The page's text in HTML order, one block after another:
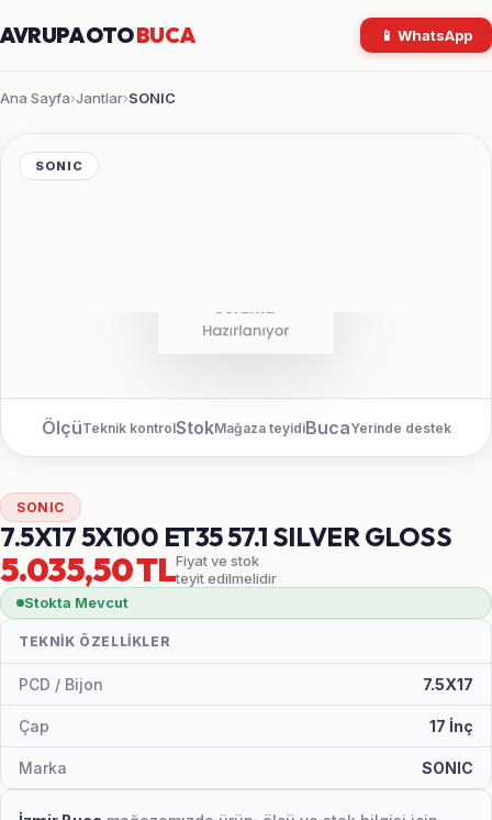
AVRUPA OTOBUCA 📱 WhatsApp
Ana Sayfa›Jantlar›SONIC
SONIC
ÖlçüTeknik kontrolStokMağaza teyidiBucaYerinde destek
SONIC
7.5X17 5X100 ET35 57.1 SILVER GLOSS
5.035,50 TLFiyat ve stok
teyit edilmelidir
Stokta Mevcut
TEKNIK ÖZELLIKLER
PCD / Bijon 7.5X17
Çap 17 İnç
Marka SONIC